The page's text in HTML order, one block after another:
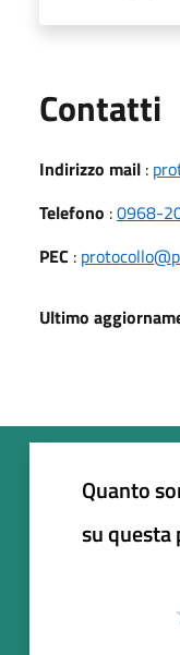
Contatti
Indirizzo mail :
Telefono :0968-
PEC :
Ultimo
Quanto
su questa